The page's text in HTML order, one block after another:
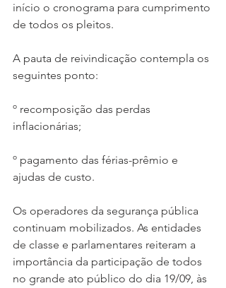
início o cronograma para cumprimento
de todos os pleitos.
A pauta de reivindicação contempla os
seguintes ponto:
º recomposição das perdas
inflacionárias;
º pagamento das férias-prêmio e
ajudas de custo.
Os operadores da segurança pública
continuam mobilizados. As entidades
de classe e parlamentares reiteram a
importância da participação de todos
no grande ato público do dia 19/09, às